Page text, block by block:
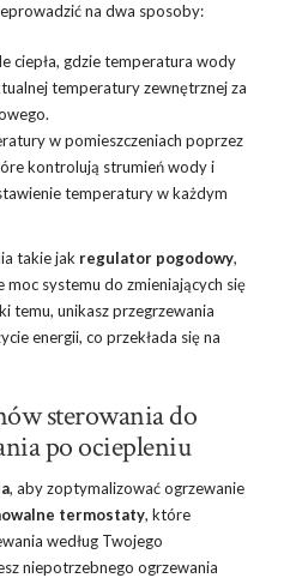
na dwa sposoby:
ciepła, gdzie temperatura wody
temperatury zewnętrznej za
w pomieszczeniach poprzez
kontrolują strumień wody i
temperatury w każdym
takie jak regulator pogodowy,
systemu do zmieniających się
temu, unikasz przegrzewania
energii, co przekłada się na
sterowania do
po ociepleniu
, aby zoptymalizować ogrzewanie
termostaty, które
według Twojego
niepotrzebnego ogrzewania